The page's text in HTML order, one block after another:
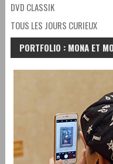
DVD CLASSIK
TOUS LES JOURS CURIEUX
PORTFOLIO : MONA ET